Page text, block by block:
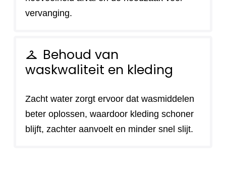
vervanging.
checkroom Behoud van
waskwaliteit en kleding
Zacht water zorgt ervoor dat wasmiddelen
beter oplossen, waardoor kleding schoner
blijft, zachter aanvoelt en minder snel slijt.